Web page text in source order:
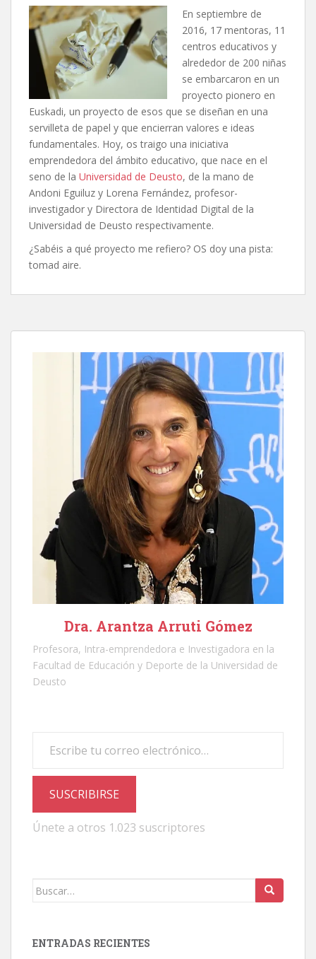
En septiembre de
2016, 17 mentoras, 11
centros educativos y
alrededor de 200 niñas
se embarcaron en un
proyecto pionero en
Euskadi, un proyecto de esos que se diseñan en una
servilleta de papel y que encierran valores e ideas
fundamentales. Hoy, os traigo una iniciativa
emprendedora del ámbito educativo, que nace en el
seno de la Universidad de Deusto, de la mano de
Andoni Eguiluz y Lorena Fernández, profesor-
investigador y Directora de Identidad Digital de la
Universidad de Deusto respectivamente.
¿Sabéis a qué proyecto me refiero? OS doy una pista:
tomad aire.
Dra. Arantza Arruti Gómez
Profesora, Intra-emprendedora e Investigadora en la
Facultad de Educación y Deporte de la Universidad de
Deusto
SUSCRIBIRSE
Únete a otros 1.023 suscriptores
Buscar:
ENTRADAS RECIENTES